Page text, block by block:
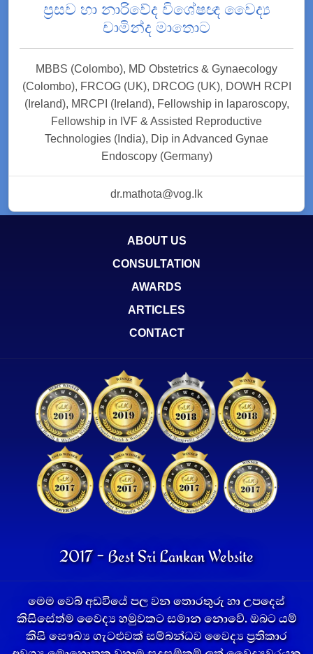
ප්‍රසව හා නාරිවේද විශේෂඥ වෛද්‍ය
චාමින්ද මාතොට
MBBS (Colombo), MD Obstetrics & Gynaecology
(Colombo), FRCOG (UK), DRCOG (UK), DOWH RCPI
(Ireland), MRCPI (Ireland), Fellowship in laparoscopy,
Fellowship in IVF & Assisted Reproductive
Technologies (India), Dip in Advanced Gynae
Endoscopy (Germany)
dr.mathota@vog.lk
ABOUT US
CONSULTATION
AWARDS
ARTICLES
CONTACT
2017 - Best Sri Lankan Website
මෙම වෙබ් අඩවියේ පල වන තොරතුරු හා උපදෙස්
කිසිසේත්ම වෛද්‍ය හමුවකට සමාන නොවේ. ඔබට යම්
කිසි සෞඛ්‍ය ගැටළුවක් සම්බන්ධව වෛද්‍ය ප්‍රතිකාර